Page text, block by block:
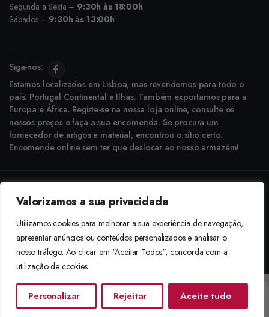
Valorizamos a sua privacidade
Utilizamos cookies para melhorar a sua experiência de navegação,
apresentar anúncios ou conteúdos personalizados e analisar o
nosso tráfego. Ao clicar em "Aceitar Todos", concorda com a
utilização de cookies.
Personalizar Rejeitar Aceite tudo
Segunda a Sexta – 9:30h às 18:00h
Sábados – 9:30h às 13:00h
Siga-nos:
Estamos localizados em Lisboa, mas revendemos para todo o
país: Portugal Continental e Ilhas. Também exportamos para a
Europa e África. Registe-se na nossa loja online, consulte os
nossos preços e faça a sua encomenda. Se procura um
fornecedor de artigos e material, encontrou o sítio certo.
Encomende online sem ter que deslocar ao nosso armazém!
Aceitamos: Transferência Bancária e Envio à Cobrança
Início Categorias Procurar Lista De Desejos Conta